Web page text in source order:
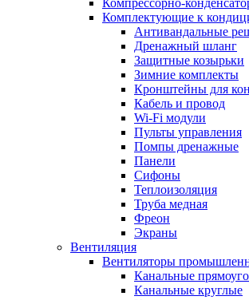
Компрессорно-
Комплектующие к
Антивандальные
Дренажный шланг
Защитные козырьки
Зимние комплекты
Кронштейны для
Кабель и провод
Wi-Fi модули
Пульты управления
Помпы дренажные
Панели
Сифоны
Теплоизоляция
Труба медная
Фреон
Экраны
Вентиляция
Вентиляторы
Канальные
Канальные круглые